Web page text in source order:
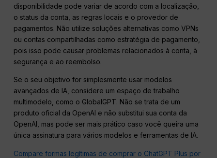
disponibilidade pode variar de acordo com a localização,
o status da conta, as regras locais e o provedor de
pagamentos. Não utilize soluções alternativas como VPNs
ou contas compartilhadas como estratégia de pagamento,
pois isso pode causar problemas relacionados à conta, à
segurança e ao reembolso.
Se o seu objetivo for simplesmente usar modelos
avançados de IA, considere um espaço de trabalho
multimodelo, como o GlobalGPT. Não se trata de um
produto oficial da OpenAI e não substitui sua conta da
OpenAI, mas pode ser mais prático caso você queira uma
única assinatura para vários modelos e ferramentas de IA.
Compare formas legítimas de comprar o ChatGPT Plus por